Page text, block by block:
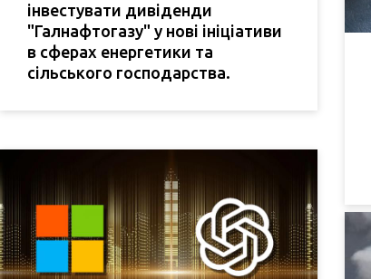
інвестувати дивіденди
"Галнафтогазу" у нові ініціативи
в сферах енергетики та
сільського господарства.